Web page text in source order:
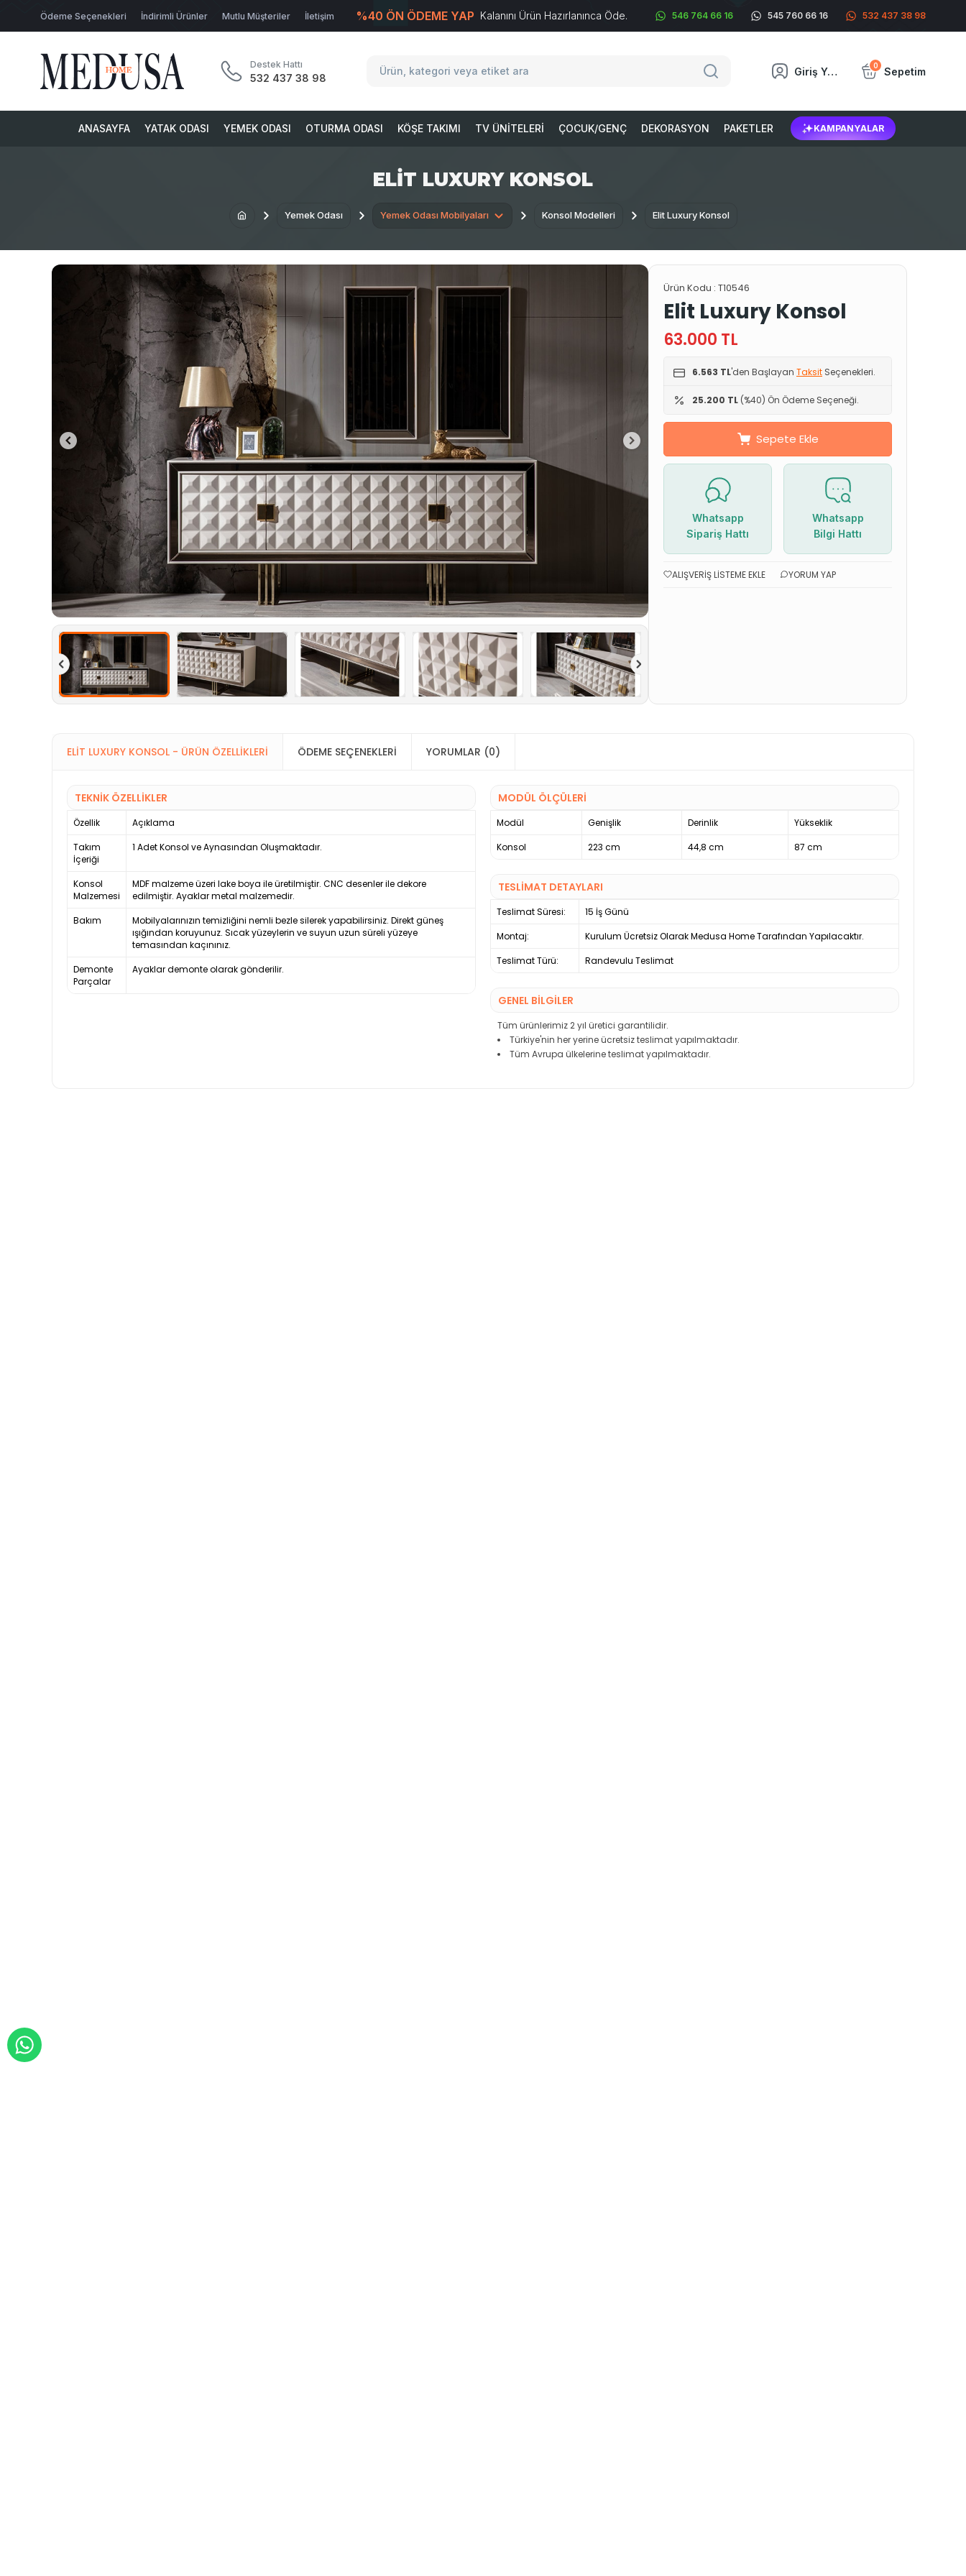
Ödeme Seçenekleri İndirimli Ürünler Mutlu Müşteriler İletişim %40 ÖN ÖDEME YAP Kalanını Ürün Hazırlanınca Öde. 546 764 66 16 545 760 66 16 532 437 38 98
Destek Hattı
532 437 38 98
Giriş Yap 0 Sepetim
ANASAYFA YATAK ODASI YEMEK ODASI OTURMA ODASI KÖŞE TAKIMI TV ÜNITELERI ÇOCUK/GENÇ DEKORASYON PAKETLER KAMPANYALAR
ELIT LUXURY KONSOL
Yemek Odası Yemek Odası Mobilyaları Konsol Modelleri Elit Luxury Konsol
Ürün Kodu : T10546
Elit Luxury Konsol
63.000 TL
6.563 TL'den Başlayan Taksit Seçenekleri.
25.200 TL (%40) Ön Ödeme Seçeneği.
Sepete Ekle
Whatsapp
Sipariş Hattı
Whatsapp
Bilgi Hattı
ALIŞVERIŞ LISTEME EKLE YORUM YAP
ELIT LUXURY KONSOL - ÜRÜN ÖZELLIKLERI ÖDEME SEÇENEKLERI YORUMLAR (0)
TEKNİK ÖZELLİKLER
Özellik
Açıklama
Takım
İçeriği
1 Adet Konsol ve Aynasından Oluşmaktadır.
Konsol
Malzemesi
MDF malzeme üzeri lake boya ile üretilmiştir. CNC desenler ile dekore
edilmiştir. Ayaklar metal malzemedir.
Bakım
Mobilyalarınızın temizliğini nemli bezle silerek yapabilirsiniz. Direkt güneş
ışığından koruyunuz. Sıcak yüzeylerin ve suyun uzun süreli yüzeye
temasından kaçınınız.
Demonte
Parçalar
Ayaklar demonte olarak gönderilir.
MODÜL ÖLÇÜLERİ
Modül Genişlik Derinlik
Yükseklik
Konsol
223 cm 44,8 cm 87 cm
TESLİMAT DETAYLARI
Teslimat Süresi:
15 İş Günü
Montaj:
Kurulum Ücretsiz Olarak Medusa Home Tarafından Yapılacaktır.
Teslimat Türü:
Randevulu Teslimat
GENEL BİLGİLER
Tüm ürünlerimiz 2 yıl üretici garantilidir.
Türkiye'nin her yerine ücretsiz teslimat yapılmaktadır.
Tüm Avrupa ülkelerine teslimat yapılmaktadır.
T-Soft E-TicaretSistemleriyle Hazırlanmıştır.